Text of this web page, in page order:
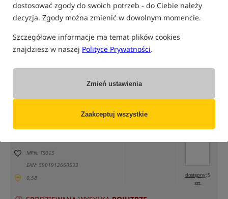
dostosować zgody do swoich potrzeb - do Ciebie należy
decyzja. Zgody można zmienić w dowolnym momencie.
Szczegółowe informacje ma temat plików cookies
znajdziesz w naszej Polityce Prywatności.
Zmień ustawienia
Zaakceptuj wszystkie
(część opcji mogła zostać ukryta przez wybrany sposób filtrowania)
Cena PLN
MPN: TS015
EAN: 5901912660533
0,58
dostępny: 5
szt.